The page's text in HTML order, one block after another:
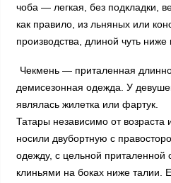
чоба — легкая, без подкладки,
как правило, из льняных или
производства, длиной чуть ниже
Чекмень — приталенная
демисезонная одежда. У
являлась жилетка или фартук.
Татары независимо от
носили двубортную с
одежду, с цельной приталенной
клиньями на боках ниже талии.